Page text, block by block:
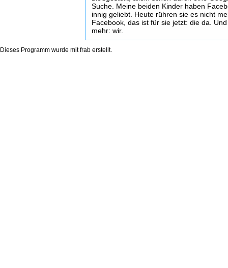
Suche. Meine beiden Kinder haben
innig geliebt. Heute rühren sie es nicht
Facebook, das ist für sie jetzt: die da.
mehr: wir.
Dieses Programm wurde mitfrab erstellt.